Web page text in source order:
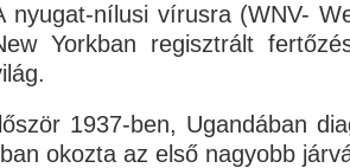
nyugat-nílusi vírusra (WNV-
Yorkban regisztrált
1937-ben, Ugandában
okozta az első nagyobb